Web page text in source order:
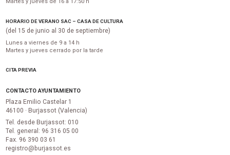
HORARIO DE VERANO SAC – CASA DE CULTURA
(del 15 de junio al 30 de septiembre)
Lunes a viernes de 9 a 14 h
Martes y jueves cerrado por la tarde
CITA PREVIA
CONTACTO AYUNTAMIENTO
Plaza Emilio Castelar 1
46100 · Burjassot (Valencia)
Tel. desde Burjassot: 010
Tel. general: 96 316 05 00
Fax. 96 390 03 61
registro@burjassot.es